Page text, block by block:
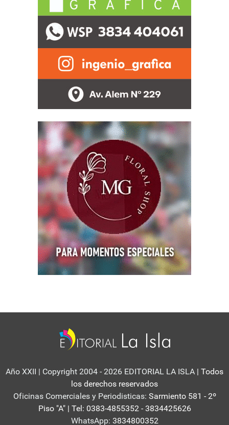
Año XXII | Copyright 2004 - 2026 EDITORIAL LA ISLA | Todos
los derechos reservados
Oficinas Comerciales y Periodisticas: Sarmiento 581 - 2º
Piso "A" | Tel: 0383-4855352 - 3834425626
WhatsApp: 3834800352